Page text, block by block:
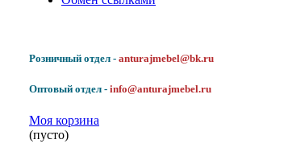
Розничный отдел - anturajmebel@bk.ru
Оптовый отдел - info@anturajmebel.ru
Моя корзина
(пусто)